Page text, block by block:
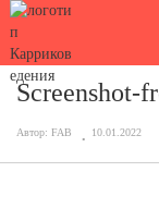
Screenshot-
Автор: FAB 10.01.2022